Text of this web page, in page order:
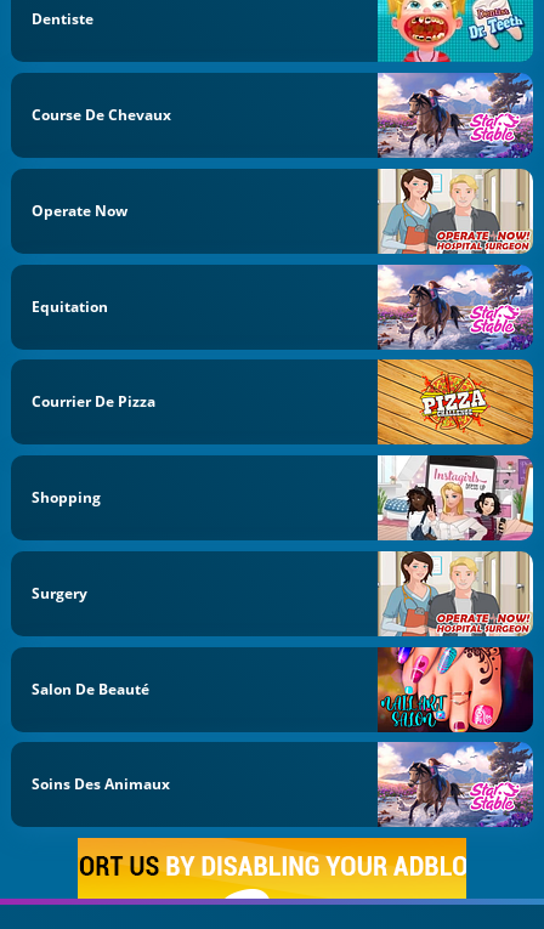
Dentiste
Course De Chevaux
Operate Now
Equitation
Courrier De Pizza
Shopping
Surgery
Salon De Beauté
Soins Des Animaux